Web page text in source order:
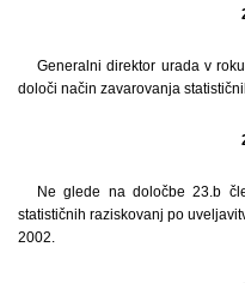
Generalni direktor urada v
določi način zavarovanja
Ne glede na določbe 23.b
statističnih raziskovanj po
2002.